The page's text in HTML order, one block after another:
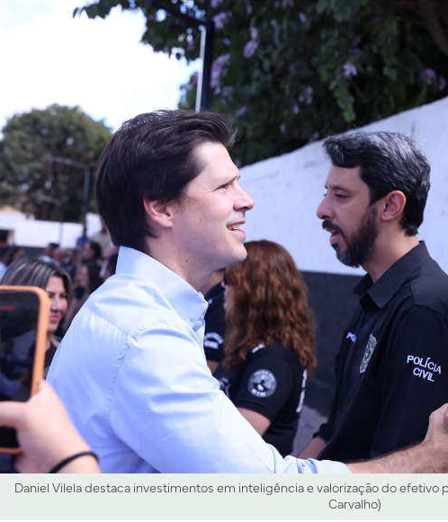
Daniel Vilela destaca investimentos em inteligência e valorização do
Carvalho)